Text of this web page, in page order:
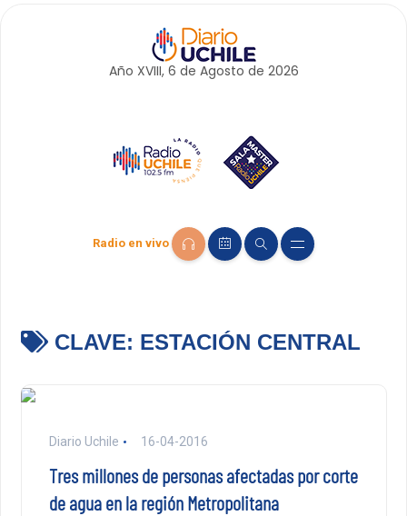
Año XVIII, 6 de Agosto de 2026
Radio en vivo
CLAVE: ESTACIÓN CENTRAL
Diario Uchile 16-04-2016
Tres millones de personas afectadas por corte
de agua en la región Metropolitana